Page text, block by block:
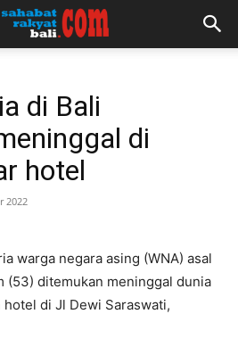
di Bali
di
hotel
2022
warga negara asing (WNA) asal
(53) ditemukan meninggal dunia
di Jl Dewi Saraswati,